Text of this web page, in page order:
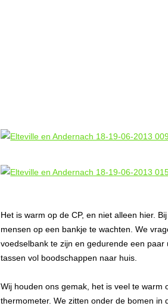
Het is warm op de CP, en niet alleen hier.
mensen op een bankje te wachten. We
voedselbank te zijn en gedurende een
tassen vol boodschappen naar huis.
Wij houden ons gemak, het is veel te
thermometer. We zitten onder de bomen in